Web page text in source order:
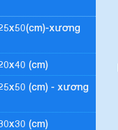
xương
(cm)
(cm) - xương
(cm)
ĐÔNG THƯỜNG